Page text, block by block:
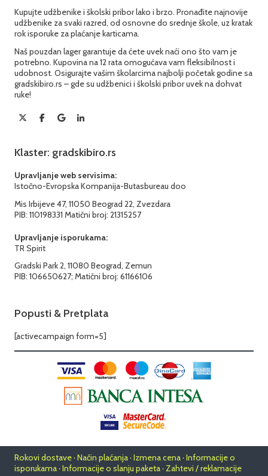
Kupujte udžbenike i školski pribor lako i brzo. Pronađite najnovije
udžbenike za svaki razred, od osnovne do srednje škole, uz kratak
rok isporuke za plaćanje karticama.
Naš pouzdan lager garantuje da ćete uvek naći ono što vam je
potrebno. Kupovina na 12 rata omogućava vam fleksibilnost i
udobnost. Osigurajte vašim školarcima najbolji početak godine sa
gradskibiro.rs – gde su udžbenici i školski pribor uvek na dohvat
ruke!
Klaster: gradskibiro.rs
Upravljanje web servisima:
Istočno-Evropska Kompanija-Butasbureau doo
Mis Irbijeve 47, 11050 Beograd 22, Zvezdara
PIB: 110198331 Matični broj: 21315257
Upravljanje isporukama:
TR Spirit
Gradski Park 2, 11080 Beograd, Zemun
PIB: 106650627; Matični broj: 61166106
Popusti & Pretplata
[activecampaign form=5]
Rokovi dostave · Način plaćanja · Izmena cena · Informacije o
isporukama · Informacije o slanju paketa · Zahtevi / reklamacije